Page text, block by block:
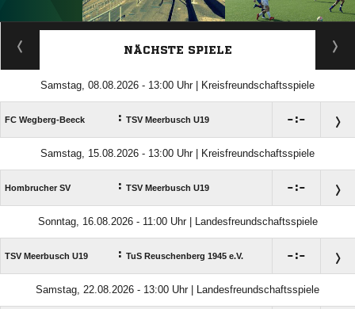
ANZEIGE
NÄCHSTE SPIELE
Samstag, 08.08.2026 - 13:00 Uhr | Kreisfreundschaftsspiele
FC Wegberg-Beeck : TSV Meerbusch U19 :
Samstag, 15.08.2026 - 13:00 Uhr | Kreisfreundschaftsspiele
Hombrucher SV : TSV Meerbusch U19 :
Sonntag, 16.08.2026 - 11:00 Uhr | Landesfreundschaftsspiele
TSV Meerbusch U19 : TuS Reuschenberg 1945 e.V. :
Samstag, 22.08.2026 - 13:00 Uhr | Landesfreundschaftsspiele